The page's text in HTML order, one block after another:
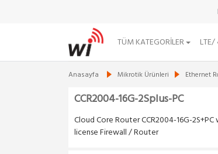
TÜM KATEGORILER
Anasayfa Mikrotik Ürünleri Ethernet
CCR2004-16G-2Splus-PC
Cloud Core Router CCR2004-16G-
license Firewall / Router